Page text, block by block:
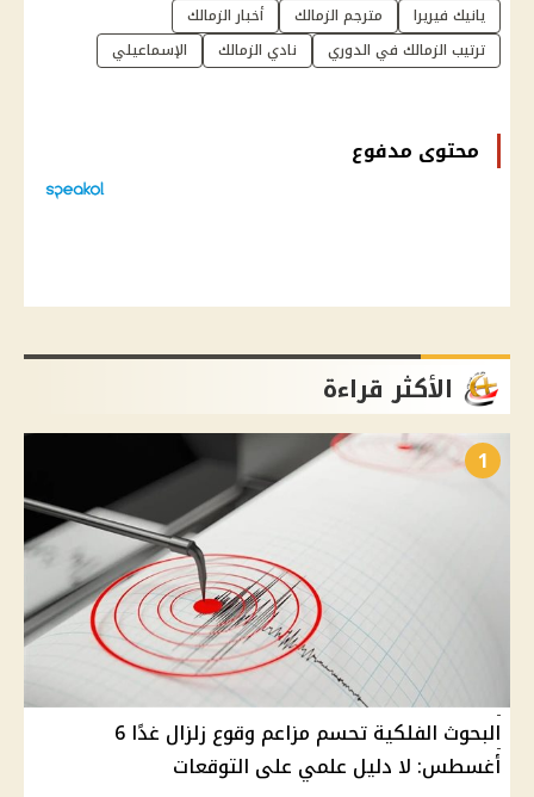
يانيك فيريرا مترجم الزمالك
أخبار الزمالك
ترتيب الزمالك في الدوري
نادي الزمالك الإسماعيلي
محتوى مدفوع
الأكثر قراءة
1
البحوث الفلكية تحسم مزاعم وقوع زلزال غدًا 6
أغسطس: لا دليل علمي على التوقعات